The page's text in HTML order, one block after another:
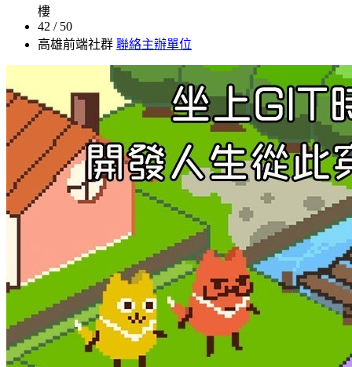
樓
42 / 50
高雄前端社群 聯絡主辦單位